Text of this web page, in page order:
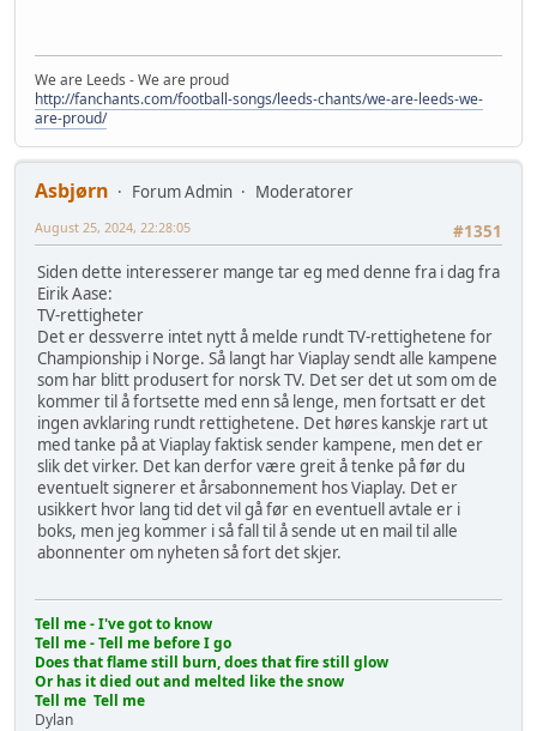
We are Leeds - We are proud
http://fanchants.com/football-songs/leeds-chants/we-are-leeds-we-
are-proud/
Asbjørn Forum Admin
Moderatorer
#1351
August 25, 2024, 22:28:05
Siden dette interesserer mange tar eg med denne fra i dag fra
Eirik Aase:
TV-rettigheter
Det er dessverre intet nytt å melde rundt TV-rettighetene for
Championship i Norge. Så langt har Viaplay sendt alle kampene
som har blitt produsert for norsk TV. Det ser det ut som om de
kommer til å fortsette med enn så lenge, men fortsatt er det
ingen avklaring rundt rettighetene. Det høres kanskje rart ut
med tanke på at Viaplay faktisk sender kampene, men det er
slik det virker. Det kan derfor være greit å tenke på før du
eventuelt signerer et årsabonnement hos Viaplay. Det er
usikkert hvor lang tid det vil gå før en eventuell avtale er i
boks, men jeg kommer i så fall til å sende ut en mail til alle
abonnenter om nyheten så fort det skjer.
Tell me - I've got to know
Tell me - Tell me before I go
Does that flame still burn, does that fire still glow
Or has it died out and melted like the snow
Tell me Tell me
Dylan